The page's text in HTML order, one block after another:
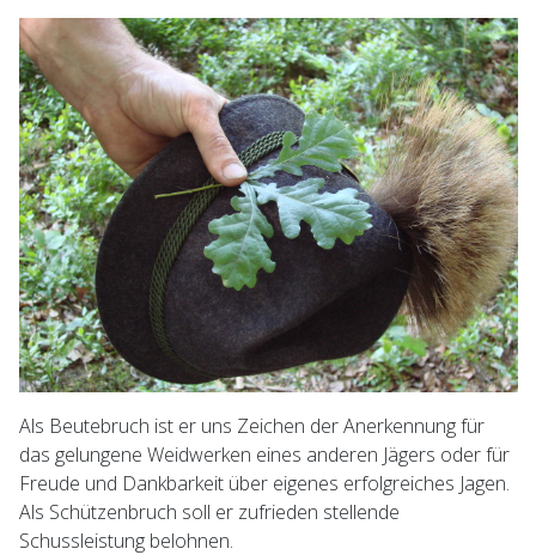
Als Beutebruch ist er uns Zeichen der Anerkennung für
das gelungene Weidwerken eines anderen Jägers oder für
Freude und Dankbarkeit über eigenes erfolgreiches Jagen.
Als Schützenbruch soll er zufrieden stellende
Schussleistung belohnen.